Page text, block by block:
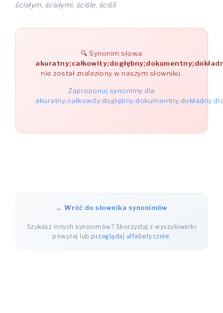
ścisłym, ścisłymi, ściśle, ściśli
Synonim słowa
nie został znaleziony w naszym słowniku.
Zaproponuj synonimy dla
← Wróć do słownika synonimów
Szukasz innych synonimów? Skorzystaj z wyszukiwarki
powyżej lubprzeglądaj alfabetycznie.